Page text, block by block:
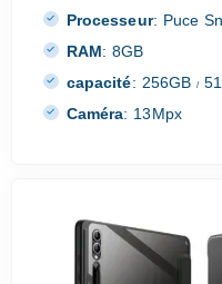
Processeur: Puce
RAM: 8GB
capacité: 256GB/
Caméra: 13Mpx